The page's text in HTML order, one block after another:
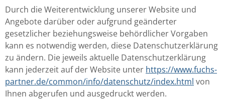
Durch die Weiterentwicklung unserer Website und
Angebote darüber oder aufgrund geänderter
gesetzlicher beziehungsweise behördlicher Vorgaben
kann es notwendig werden, diese Datenschutzerklärung
zu ändern. Die jeweils aktuelle Datenschutzerklärung
kann jederzeit auf der Website unter https://www.fuchs-
partner.de/common/info/datenschutz/index.html von
Ihnen abgerufen und ausgedruckt werden.